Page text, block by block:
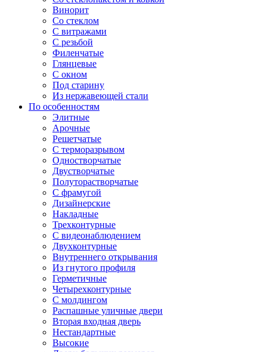
Винорит
Со стеклом
С витражами
С резьбой
Филенчатые
Глянцевые
С окном
Под старину
Из нержавеющей стали
По особенностям
Элитные
Арочные
Решетчатые
С терморазрывом
Одностворчатые
Двустворчатые
Полуторастворчатые
С фрамугой
Дизайнерские
Накладные
Трехконтурные
С видеонаблюдением
Двухконтурные
Внутреннего открывания
Из гнутого профиля
Герметичные
Четырехконтурные
С молдингом
Распашные уличные двери
Вторая входная дверь
Нестандартные
Высокие